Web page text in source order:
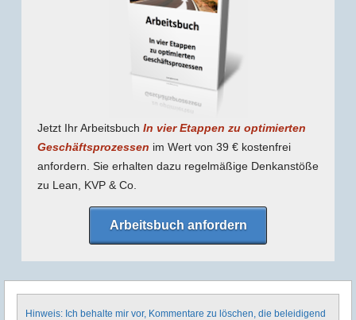
Jetzt Ihr Arbeitsbuch In vier Etappen zu optimierten
Geschäfts­prozessen im Wert von 39 € kostenfrei
anfordern. Sie erhalten dazu regel­mäßige Denk­anstöße
zu Lean, KVP & Co.
Arbeitsbuch anfordern
Hinweis: Ich behalte mir vor, Kommentare zu löschen, die beleidigend